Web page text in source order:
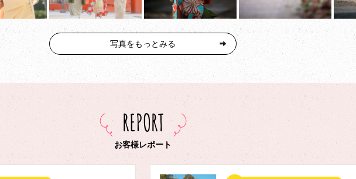
写真をもっとみる
REPORT
お客様レポート